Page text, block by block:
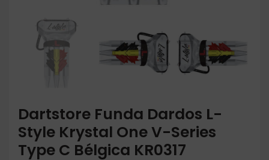
Dartstore Funda Dardos L-
Style Krystal One V-Series
Type C Bélgica KR0317